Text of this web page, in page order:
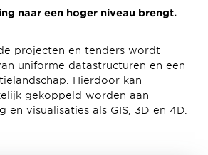
naar een hoger niveau brengt.
projecten en tenders wordt
uniforme datastructuren en een
Hierdoor kan
gekoppeld worden aan
en visualisaties als GIS, 3D en 4D.